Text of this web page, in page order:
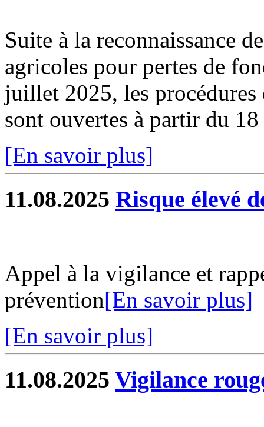
Suite à la reconnaissance
agricoles pour pertes de
juillet 2025, les procédures
sont ouvertes à partir du
[En savoir plus]
11.08.2025 Risque élevé
Appel à la vigilance et
prévention[En savoir plus]
[En savoir plus]
11.08.2025 Vigilance